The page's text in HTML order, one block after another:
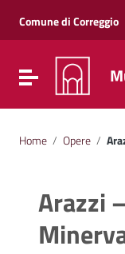
Vai al menu di
Vai al footer
Comune di Correggio
Attiva / disattiva
Home / Opere /
Arazzi